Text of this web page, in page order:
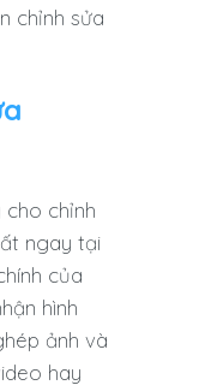
chỉnh sửa
chỉnh
ngay tại
của
hình
ảnh và
hay